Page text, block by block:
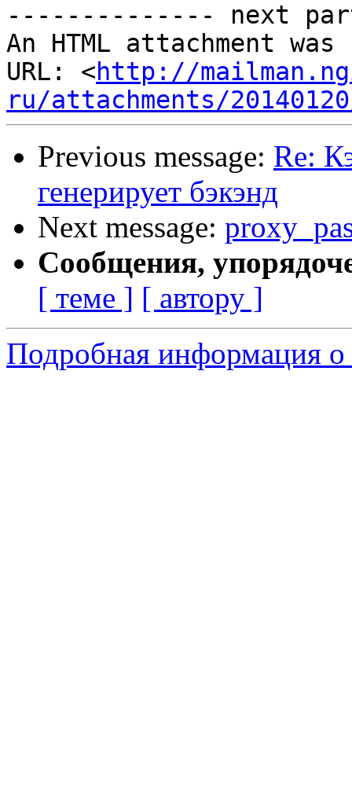
-------------- next
An HTML attachment
URL: <http://
ru/attachments/
Previous message: Re:
генерирует бэкэнд
Next message:
Сообщения,
[ теме ] [ автору ]
Подробная информация